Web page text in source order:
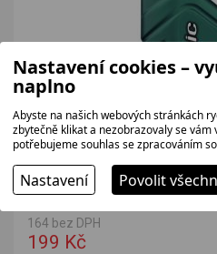
FIELDMANN MOL Dynamic G. 4T
Olej na 4 taktní motory 0,6 l /-
164 bez DPH
199 Kč
Nastavení cookies –
naplno
Abyste na našich webových stránkách
zbytečně klikat a nezobrazovaly se vám
potřebujeme souhlas se zpracováním
Nastavení Povolit